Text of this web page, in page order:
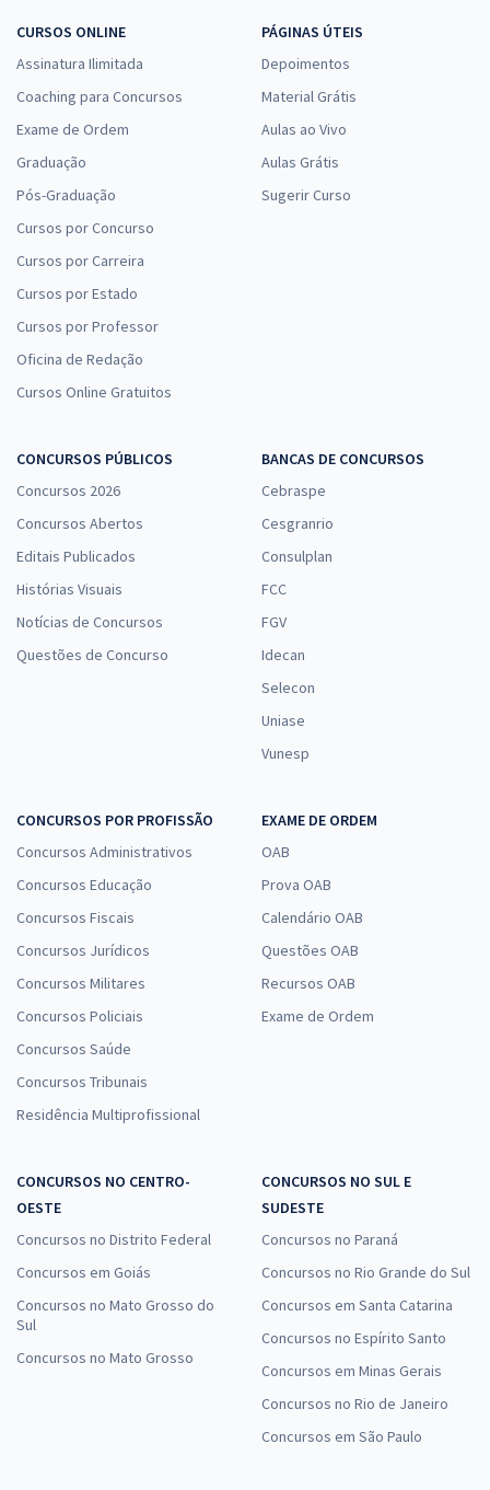
CURSOS ONLINE
Assinatura Ilimitada
Coaching para Concursos
Exame de Ordem
Graduação
Pós-Graduação
Cursos por Concurso
Cursos por Carreira
Cursos por Estado
Cursos por Professor
Oficina de Redação
Cursos Online Gratuitos
PÁGINAS ÚTEIS
Depoimentos
Material Grátis
Aulas ao Vivo
Aulas Grátis
Sugerir Curso
CONCURSOS PÚBLICOS
Concursos 2026
Concursos Abertos
Editais Publicados
Histórias Visuais
Notícias de Concursos
Questões de Concurso
BANCAS DE CONCURSOS
Cebraspe
Cesgranrio
Consulplan
FCC
FGV
Idecan
Selecon
Uniase
Vunesp
CONCURSOS POR PROFISSÃO
Concursos Administrativos
Concursos Educação
Concursos Fiscais
Concursos Jurídicos
Concursos Militares
Concursos Policiais
Concursos Saúde
Concursos Tribunais
Residência Multiprofissional
EXAME DE ORDEM
OAB
Prova OAB
Calendário OAB
Questões OAB
Recursos OAB
Exame de Ordem
CONCURSOS NO CENTRO-
OESTE
Concursos no Distrito Federal
Concursos em Goiás
Concursos no Mato Grosso do
Sul
Concursos no Mato Grosso
CONCURSOS NO SUL E
SUDESTE
Concursos no Paraná
Concursos no Rio Grande do Sul
Concursos em Santa Catarina
Concursos no Espírito Santo
Concursos em Minas Gerais
Concursos no Rio de Janeiro
Concursos em São Paulo